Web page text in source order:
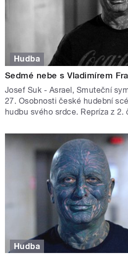
Hudba
Sedmé nebe s Vladimírem
Josef Suk - Asrael, Smuteční
27. Osobnosti české hudební
hudbu svého srdce. Repríza z 2.
Hudba